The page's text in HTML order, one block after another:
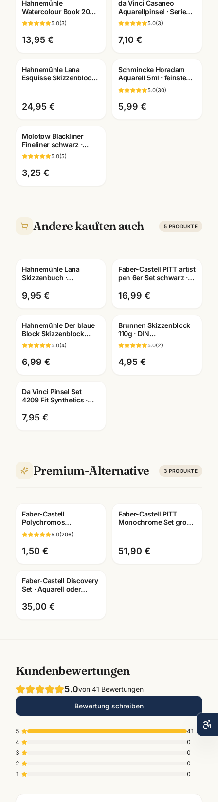
Hahnemühle
Watercolour Book 200g
· 60 Seiten · A4/A5/A6 ·
Aquarellbuch
Mannheim
5.0(3)
13,95 €
da Vinci Casaneo
Aquarellpinsel · Serie
5598/5898/498 ·
Künstlerbedarf
Mannheim
5.0(3)
7,10 €
Hahnemühle Lana
Esquisse Skizzenblock
Mannheim
24,95 €
Schmincke Horadam
Aquarell 5ml · feinste
Künstlerfarben · alle
Farben Mannheim
5.0(30)
5,99 €
Molotow Blackliner
Fineliner schwarz ·
pigmentiert +
dokumentenecht ·
Künstlerbedarf
5.0(5)
3,25 €
Andere kauften auch 5 PRODUKTE
Hahnemühle Lana
Skizzenbuch ·
Zeichenbuch für
Künstler
9,95 €
Faber-Castell PITT artist
pen 6er Set schwarz ·
dokumentenecht
16,99 €
Hahnemühle Der blaue
Block Skizzenblock
190g · A2/A3/A4/A5 ·
Künstlerbedarf
Mannheim
5.0(4)
6,99 €
Brunnen Skizzenblock
110g · DIN
A2/A3/A4/A5/A6
wählbar ·
Künstlerbedarf
Mannheim
5.0(2)
4,95 €
Da Vinci Pinsel Set
4209 Fit Synthetics ·
Mannheim
7,95 €
Premium-Alternative 3 PRODUKTE
Faber-Castell
Polychromos
Künstlerfarbstifte ·
Einzelstift alle Farben ·
Mannheim
5.0(206)
1,50 €
Faber-Castell PITT
Monochrome Set gross
51,90 €
Faber-Castell Discovery
Set · Aquarell oder
· Künstlerbedarf
35,00 €
Kundenbewertungen
5.0von 41 Bewertungen
Bewertung schreiben
5
41
4
0
3
0
2
0
1
0